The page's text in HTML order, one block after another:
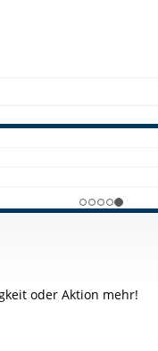
oder Aktion mehr!